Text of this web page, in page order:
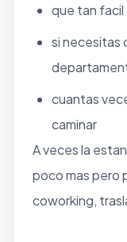
que tan facil
si necesitas
cuantas
caminar
A veces la
poco mas pero
coworking,